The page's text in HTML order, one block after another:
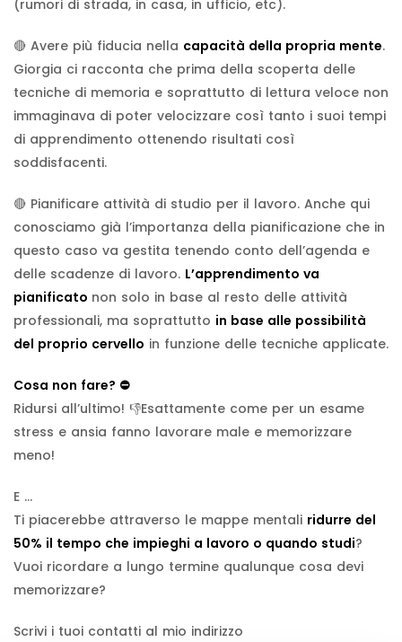
(rumori di strada, in casa, in ufficio, etc).
🔴 Avere più fiducia nella capacità della propria mente.
Giorgia ci racconta che prima della scoperta delle
tecniche di memoria e soprattutto di lettura veloce non
immaginava di poter velocizzare così tanto i suoi tempi
di apprendimento ottenendo risultati così
soddisfacenti.
🔴 Pianificare attività di studio per il lavoro. Anche qui
conosciamo già l’importanza della pianificazione che in
questo caso va gestita tenendo conto dell’agenda e
delle scadenze di lavoro. L’apprendimento va
pianificato non solo in base al resto delle attività
professionali, ma soprattutto in base alle possibilità
del proprio cervello in funzione delle tecniche applicate.
Cosa non fare? ⛔️
Ridursi all’ultimo! 👎Esattamente come per un esame
stress e ansia fanno lavorare male e memorizzare
meno!
E …
Ti piacerebbe attraverso le mappe mentali ridurre del
50% il tempo che impieghi a lavoro o quando studi?
Vuoi ricordare a lungo termine qualunque cosa devi
memorizzare?
Scrivi i tuoi contatti al mio indirizzo